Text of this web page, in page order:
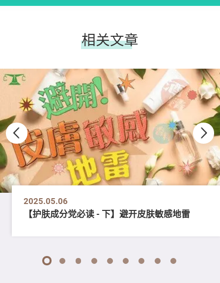
相关文章
2025.05.06
【护肤成分党必读 - 下】避开皮肤敏感地雷
1 2 3 4 5 6 7 8 9